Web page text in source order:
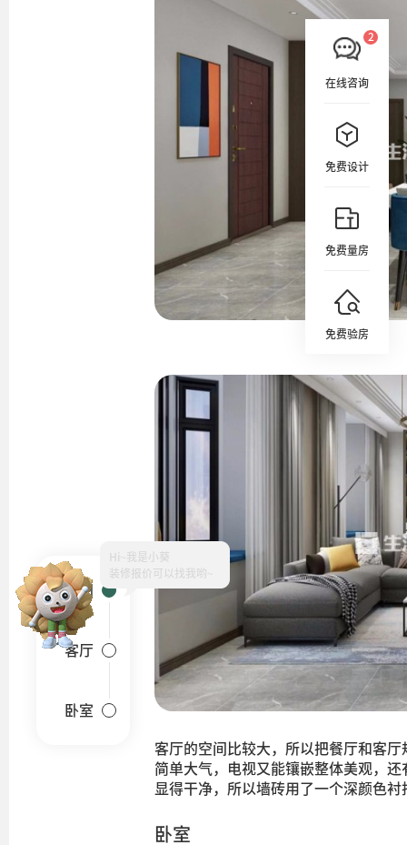
在线咨询
免费设计
免费量房
免费验房
客厅的空间比较大，所以把餐厅和客
简单大气，电视又能镶嵌整体美观，
显得干净，所以墙砖用了一个深颜色衬
卧室
户型图
客厅
卧室
Hi~